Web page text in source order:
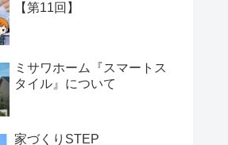
【第11回】
ミサワホーム『スマートス
タイル』について
家づくりSTEP